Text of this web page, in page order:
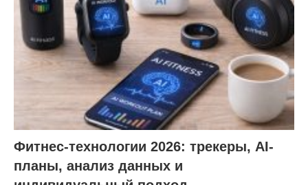
Фитнес-технологии 2026: трекеры, AI-
планы, анализ данных и